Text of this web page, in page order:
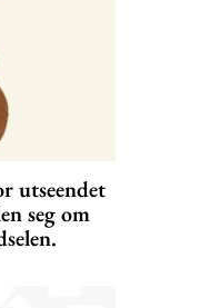
utseendet
seg om